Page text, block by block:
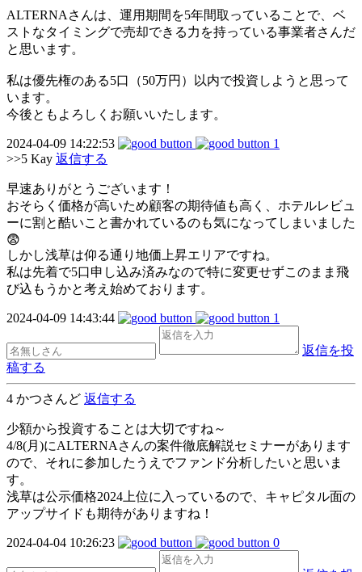
ALTERNAさんは、運用期間を5年間取っていることで、ベ
ストなタイミングで売却できる力を持っている事業者さんだ
と思います。
私は優先権のある5口（50万円）以内で投資しようと思って
います。
今後ともよろしくお願いいたします。
2024-04-09 14:22:53
1
>>5 Kay 返信する
早速ありがとうございます！
おそらく価格が高いため顧客の期待値も高く、ホテルレビュ
ーに割と酷いこと書かれているのも気になってしまいました
😨
しかし浅草は仰る通り地価上昇エリアですね。
私は先着で5口申し込み済みなので特に変更せずこのまま飛
び込もうかと考え始めております。
2024-04-09 14:43:44 1
返信を投
稿する
4 かつさんど 返信する
少額から投資することは大切ですね～
4/8(月)にALTERNAさんの案件徹底解説セミナーがあります
ので、それに参加したうえでファンド分析したいと思いま
す。
浅草は公示価格2024上位に入っているので、キャピタル面の
アップサイドも期待がありますね！
2024-04-04 10:26:23 0